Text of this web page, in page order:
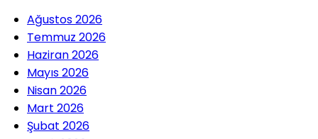
Ağustos 2026
Temmuz 2026
Haziran 2026
Mayıs 2026
Nisan 2026
Mart 2026
Şubat 2026